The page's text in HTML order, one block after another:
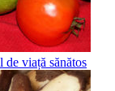
viață sănătos